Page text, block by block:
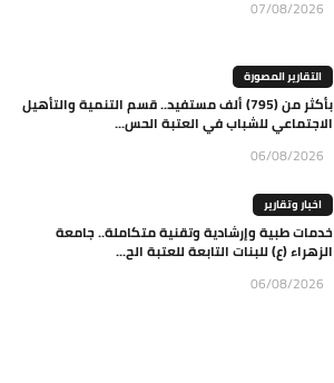
07/08/2026
التقارير المصورة
بأكثر من (795) ألف مستفيد.. قسم التنمية والتأهيل
الاجتماعي للشباب في العتبة الحس...
06/08/2026
اخبار وتقارير
خدمات طبية وإرشادية وتقنية متكاملة.. جامعة
الزهراء (ع) للبنات التابعة للعتبة الح...
06/08/2026